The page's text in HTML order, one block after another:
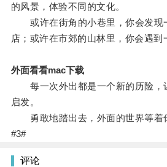
的风景，体验不同的文化。
或许在街角的小巷里，你会发现
店；或许在市郊的山林里，你会遇到
外面看看mac下载
每一次外出都是一个新的历险，
启发。
勇敢地踏出去，外面的世界等着
#3#
评论